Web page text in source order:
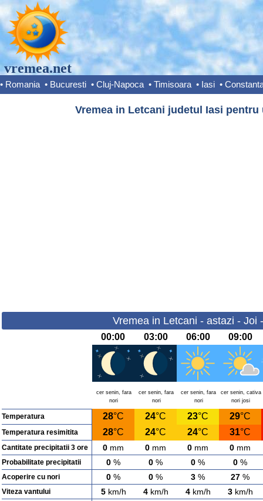
vremea.net
• Romania • Bucuresti • Cluj-Napoca • Timisoara • Iasi •
Vremea in Letcani judetul Iasi pentru
Vremea in Letcani - astazi - Joi
00:00 03:00 06:00 09:00
cer senin, fara
nori
cer senin, fara
nori
cer senin, fara
nori
cer senin, cativa
nori josi
Temperatura 28°C 24°C 23°C 29°C
Temperatura resimitita 28°C 24°C 24°C 31°C
Cantitate precipitatii 3 ore 0 mm 0 mm 0 mm 0 mm
Probabilitate precipitatii 0 % 0 % 0 % 0 %
Acoperire cu nori 0 % 0 % 3 % 27 %
Viteza vantului 5km/h 4km/h 4km/h 3km/h